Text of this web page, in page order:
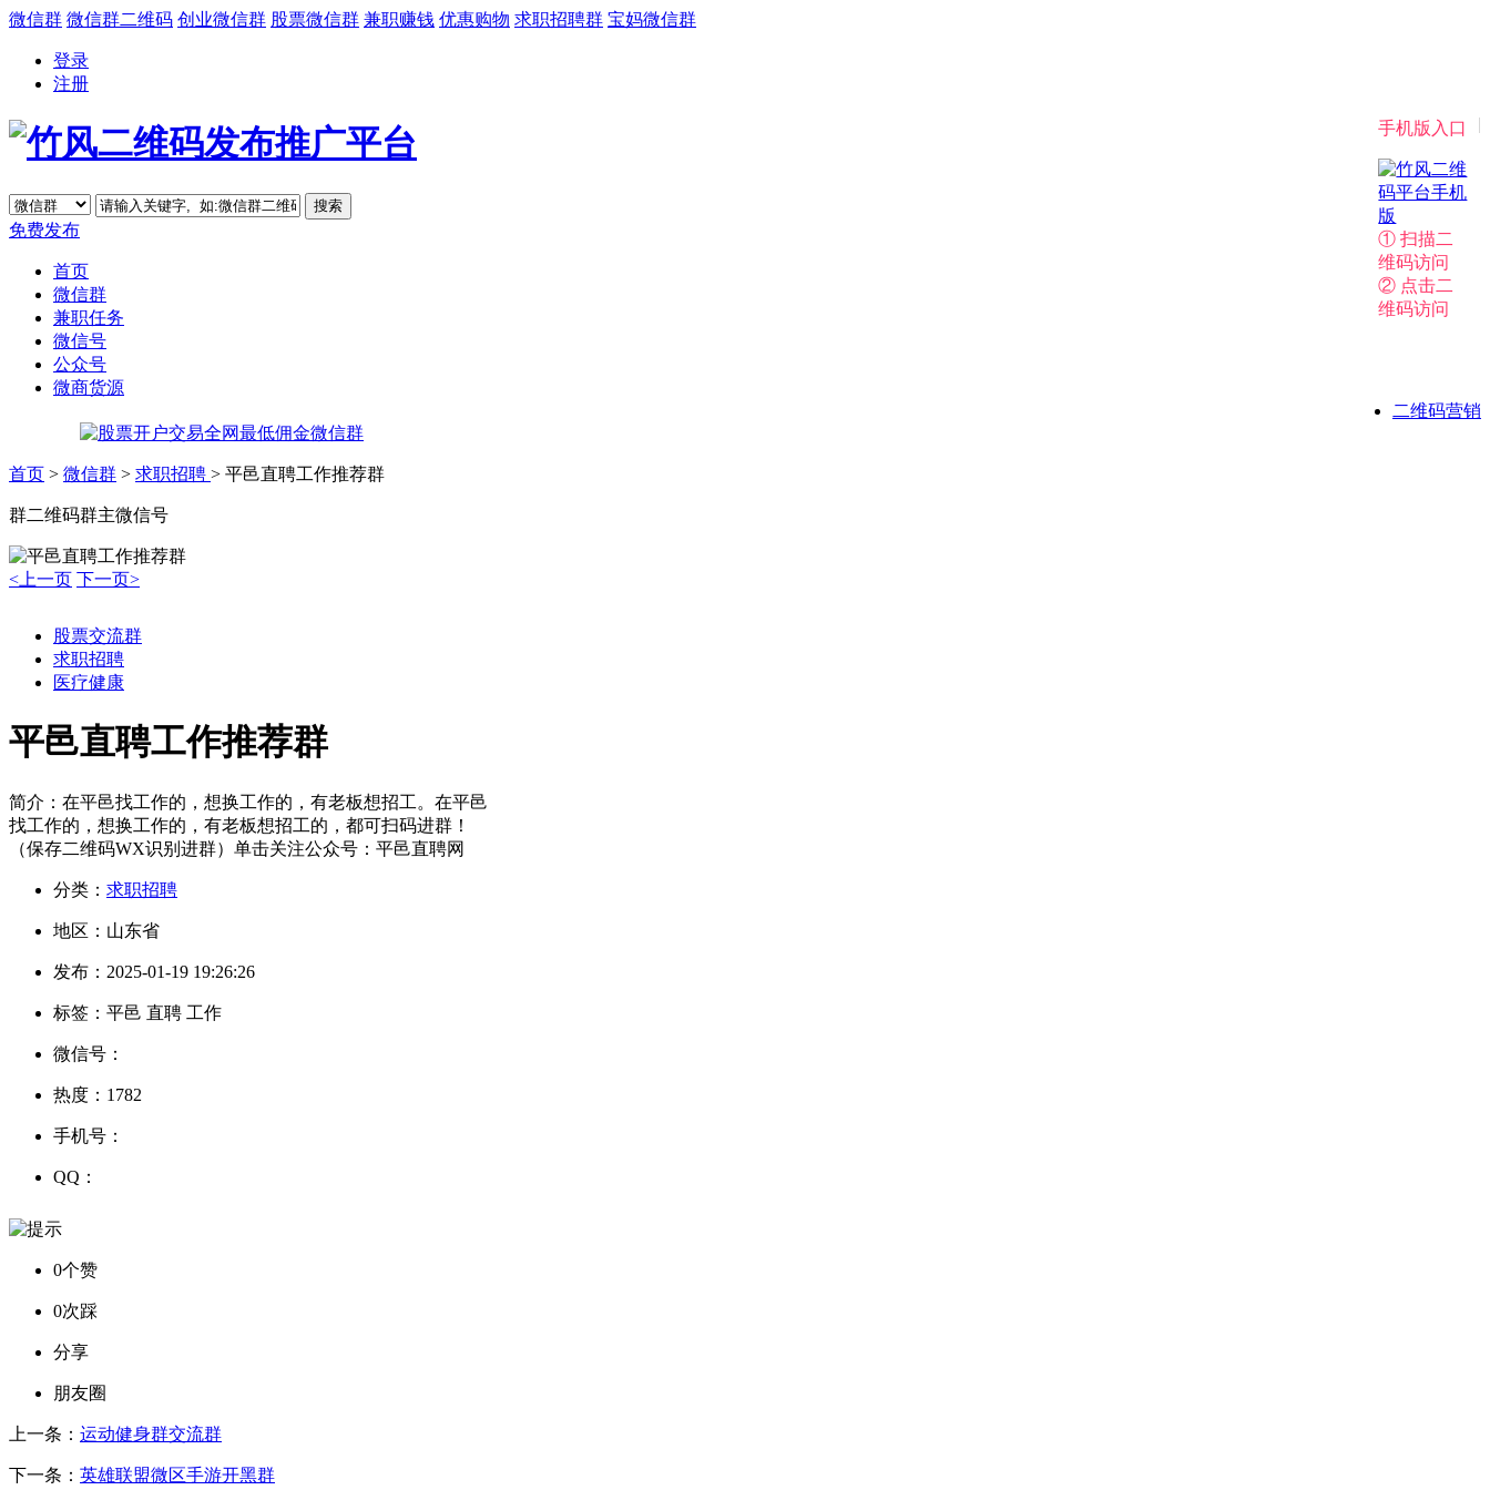
微信群 微信群二维码 创业微信群 股票微信群 兼职赚钱 优惠购物 求职招聘群 宝妈微信群
登录
注册
|
手机版入口
① 扫描二
维码访问
② 点击二
维码访问
免费发布
首页
微信群
兼职任务
微信号
公众号
微商货源
二维码营销
首页 > 微信群 > 求职招聘 > 平邑直聘工作推荐群
群二维码群主微信号
<上一页 下一页>
股票交流群
求职招聘
医疗健康
平邑直聘工作推荐群
简介： 在平邑找工作的，想换工作的，有老板想招工。在平邑
找工作的，想换工作的，有老板想招工的，都可扫码进群！
（保存二维码WX识别进群）单击关注公众号：平邑直聘网
分类： 求职招聘
地区： 山东省
发布： 2025-01-19 19:26:26
标签： 平邑 直聘 工作
微信号：
热度： 1782
手机号：
QQ：
0个赞
0次踩
分享
朋友圈
上一条： 运动健身群交流群
下一条： 英雄联盟微区手游开黑群